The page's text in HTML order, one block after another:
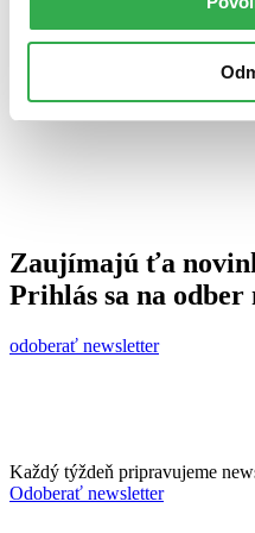
Zaujímajú ťa
Prihlás sa na odber
odoberať newsletter
Každý týždeň pripravujeme
Odoberať newsletter